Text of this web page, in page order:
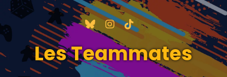
Les Teammates